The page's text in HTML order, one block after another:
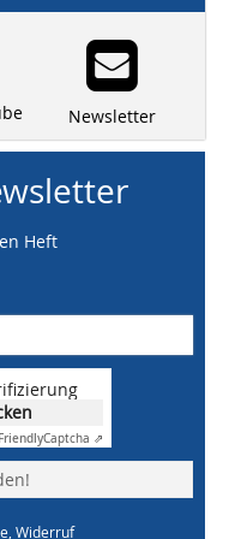
Newsletter
Heft
FriendlyCaptcha ⇗
Widerruf